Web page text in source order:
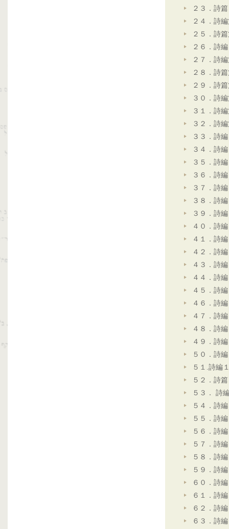
２３．詩
２４．詩
２５．詩
２６．詩
２７．詩
２８．詩
２９．詩
３０．詩
３１．詩
３２．詩
３３．詩
３４．詩
３５．詩
３６．詩
３７．詩
３８．詩
３９．詩
４０．詩
４１．詩
４２．詩
４３．詩
４４．詩
４５．詩
４６．詩
４７．詩
４８．詩
４９．詩
５０．詩
５１.詩編
５２．詩
５３． 詩
５４．詩
５５．詩
５６．詩
５７．詩
５８．詩
５９．詩
６０．詩
６１．詩
６２．詩
６３．詩